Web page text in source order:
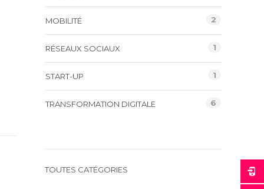
MOBILITÉ 2
RÉSEAUX SOCIAUX 1
START-UP 1
TRANSFORMATION DIGITALE 6
TOUTES CATÉGORIES